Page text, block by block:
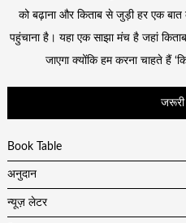
को बढ़ाना और किताब से जुड़ी हर एक
पहुंचाना है। यहा एक साझा मंच है जहां
जाएगा क्योंकि हम करना चाहते हैं
जरूरी
Book Table
अनुदान
न्यूज़ लेटर